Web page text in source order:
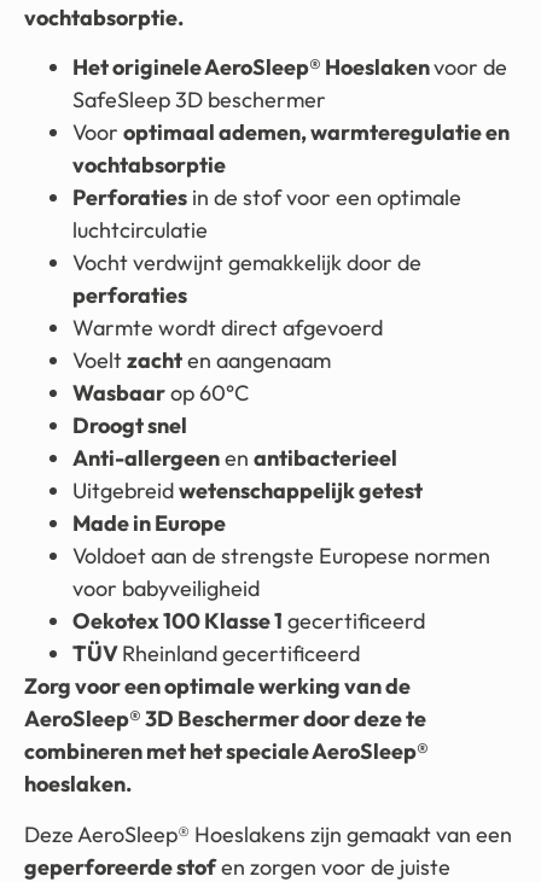
vochtabsorptie.
Het originele AeroSleep® Hoeslakenvoor de
SafeSleep 3D beschermer
Voor optimaal ademen, warmteregulatie en
vochtabsorptie
Perforaties in de stof voor een optimale
luchtcirculatie
Vocht verdwijnt gemakkelijk door de
perforaties
Warmte wordt direct afgevoerd
Voeltzachten aangenaam
Wasbaarop 60°C
Droogt snel
Anti-allergeenen antibacterieel
Uitgebreidwetenschappelijk getest
Made in Europe
Voldoet aan de strengste Europese normen
voor babyveiligheid
Oekotex 100 Klasse 1 gecertificeerd
TÜVRheinland gecertificeerd
Zorg voor een optimale werking van de
AeroSleep® 3D Beschermer door deze te
combineren met het speciale AeroSleep®
hoeslaken.
Deze AeroSleep® Hoeslakens zijn gemaakt van een
geperforeerde stofen zorgen voor de juiste